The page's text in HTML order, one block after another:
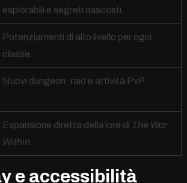
esplorabili e segreti nascosti.
Potenziamenti di alto livello per ogni
classe.
Nuovi dungeon, raid e attività PvP.
Espansione diretta della lore di The War
Within
e accessibilità